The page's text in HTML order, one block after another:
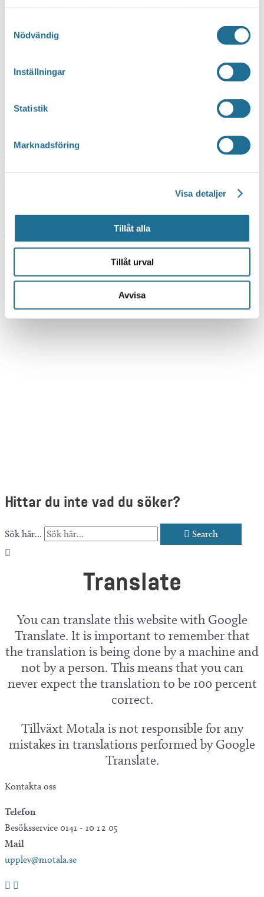
Nödvändig
Inställningar
Statistik
Marknadsföring
Visa detaljer
Tillåt alla
Tillåt urval
Avvisa
iCalendar
Urban Hjärnes väg 6
Motala, 59130
Pris:230:- – 290:-
Motala Jazz och Bluesklubb, Kulturakademin i Motala
Telefonnummer arrangör:
Hittar du inte vad du söker?
Sök här... Search
Translate
You can translate this website with Google
Translate. It is important to remember that
the translation is being done by a machine and
not by a person. This means that you can
never expect the translation to be 100 percent
correct.
Tillväxt Motala is not responsible for any
mistakes in translations performed by Google
Translate.
Kontakta oss
Telefon
Besöksservice 0141 - 10 1 2 05
Mail
upplev@motala.se